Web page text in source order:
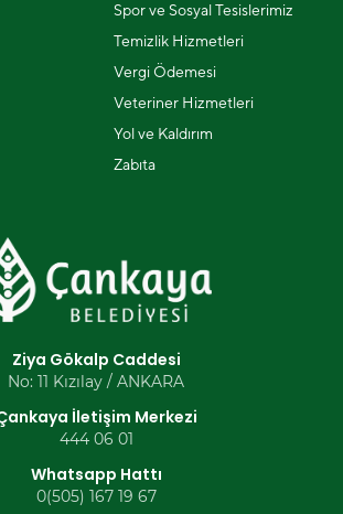
Spor ve Sosyal Tesislerimiz
Temizlik Hizmetleri
Vergi Ödemesi
Veteriner Hizmetleri
Yol ve Kaldırım
Zabıta
Ziya Gökalp Caddesi
No: 11 Kızılay / ANKARA
İletişim Merkezi
444 06 01
Whatsapp Hattı
0(505) 167 19 67